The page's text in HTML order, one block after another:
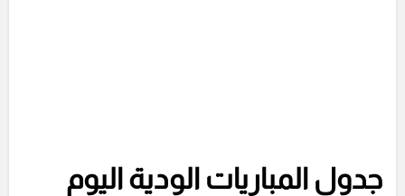
جدول المباريات الودية اليوم